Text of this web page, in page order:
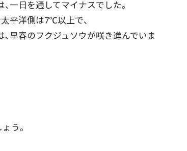
一日を通してマイナスでした。
平洋側は7℃以上で、
早春のフクジュソウが咲き進んでいま
う。